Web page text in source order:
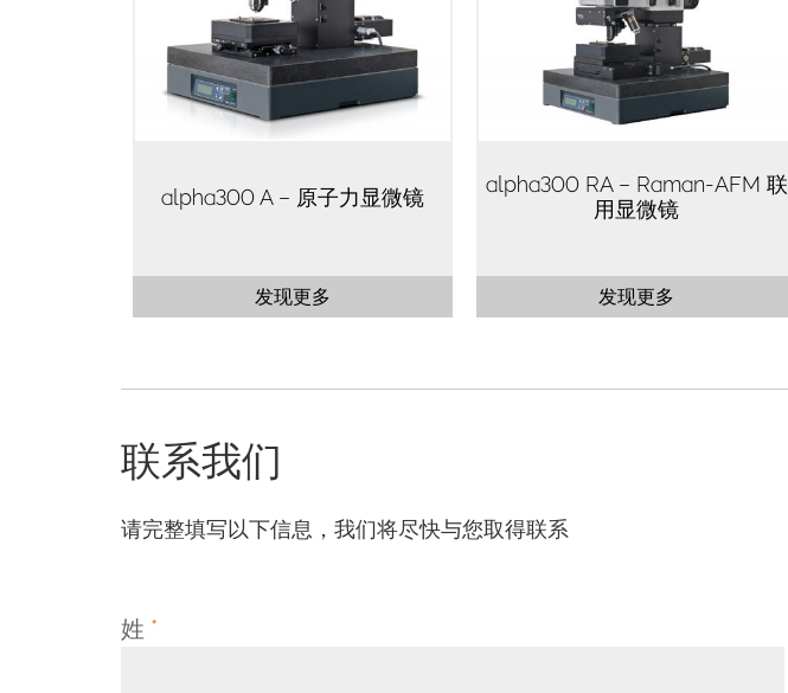
alpha300 A – 原子力显微镜
发现更多
alpha300 RA – Raman-AFM 联
用显微镜
发现更多
联系我们
请完整填写以下信息，我们将尽快与您取得联系
姓 *